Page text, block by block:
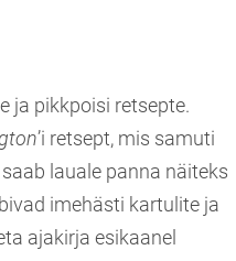
ja pikkpoisi retsepte.
’i retsept, mis samuti
lauale panna näiteks
imehästi kartulite ja
ajakirja esikaanel